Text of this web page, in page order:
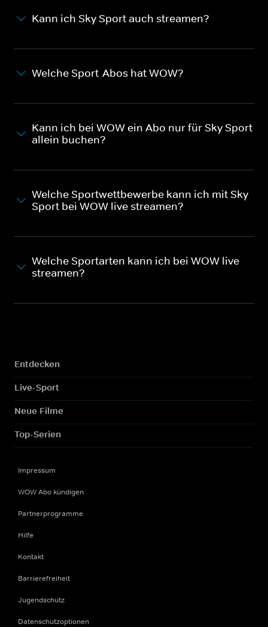
Kann ich Sky Sport auch streamen?
Welche Sport-Abos hat WOW?
Kann ich bei WOW ein Abo nur für Sky Sport
allein buchen?
Welche Sportwettbewerbe kann ich mit Sky
Sport bei WOW live streamen?
Welche Sportarten kann ich bei WOW live
streamen?
Entdecken
Live-Sport
Neue Filme
Top-Serien
Impressum
WOW Abo kündigen
Partnerprogramme
Hilfe
Kontakt
Barrierefreiheit
Jugendschutz
Datenschutzoptionen